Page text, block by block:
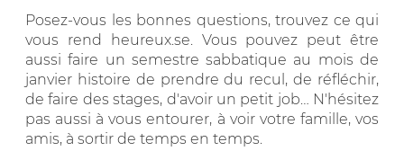
Posez-vous les bonnes questions, trouvez ce qui
vous rend heureux.se. Vous pouvez peut être
aussi faire un semestre sabbatique au mois de
janvier histoire de prendre du recul, de réfléchir,
de faire des stages, d'avoir un petit job… N'hésitez
pas aussi à vous entourer, à voir votre famille, vos
amis, à sortir de temps en temps.